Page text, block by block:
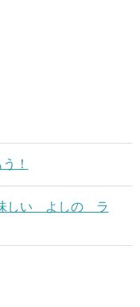
！
味しい よしの ラ